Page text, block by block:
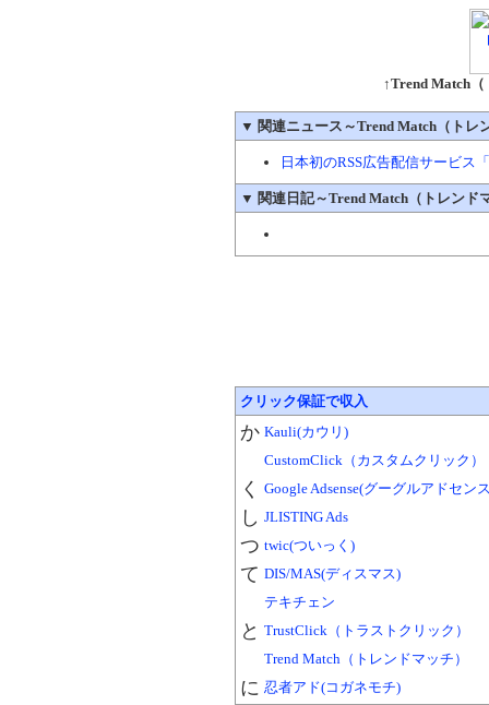
↑Trend Match
▼ 関連ニュース～Trend Match（トレ
日本初のRSS広告配信サービス
▼ 関連日記～Trend Match（トレンド
クリック保証で収入
か Kauli(カウリ)
CustomClick（カスタムクリック）
く Google Adsense(グーグルアドセン
し JLISTING Ads
つ twic(ついっく)
て DIS/MAS(ディスマス)
テキチェン
と TrustClick（トラストクリック）
Trend Match（トレンドマッチ）
に 忍者アド(コガネモチ)